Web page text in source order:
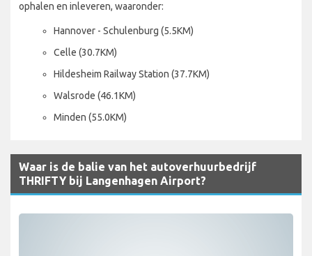
ophalen en inleveren, waaronder:
Hannover - Schulenburg (5.5KM)
Celle (30.7KM)
Hildesheim Railway Station (37.7KM)
Walsrode (46.1KM)
Minden (55.0KM)
Waar is de balie van het autoverhuurbedrijf
THRIFTY bij Langenhagen Airport?